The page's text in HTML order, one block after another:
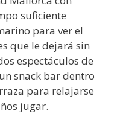
suficiente
para ver el
que le dejará sin
espectáculos de
snack bar dentro
para relajarse
jugar.